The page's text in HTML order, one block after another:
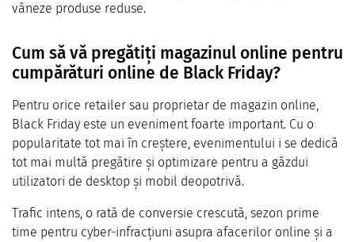
vâneze produse reduse.
Cum să vă pregătiți magazinul online pentru
cumpărături online de Black Friday?
Pentru orice retailer sau proprietar de magazin online,
Black Friday este un eveniment foarte important. Cu o
popularitate tot mai în creștere, evenimentului i se dedică
tot mai multă pregătire și optimizare pentru a găzdui
utilizatori de desktop și mobil deopotrivă.
Trafic intens, o rată de conversie crescută, sezon prime
time pentru cyber-infracțiuni asupra afacerilor online și a